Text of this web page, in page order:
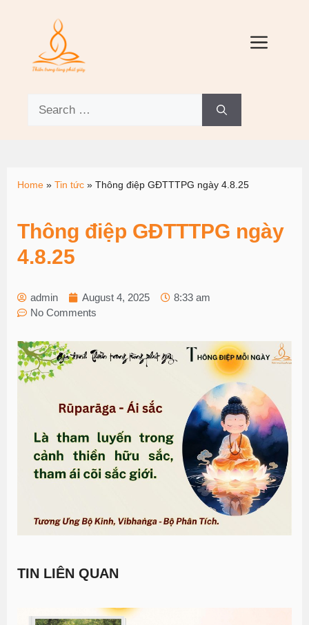
Home » Tin tức » Thông điệp GĐTTTPG ngày 4.8.25
Thông điệp GĐTTTPG ngày
4.8.25
admin August 4, 2025
8:33 am
No Comments
TIN LIÊN QUAN